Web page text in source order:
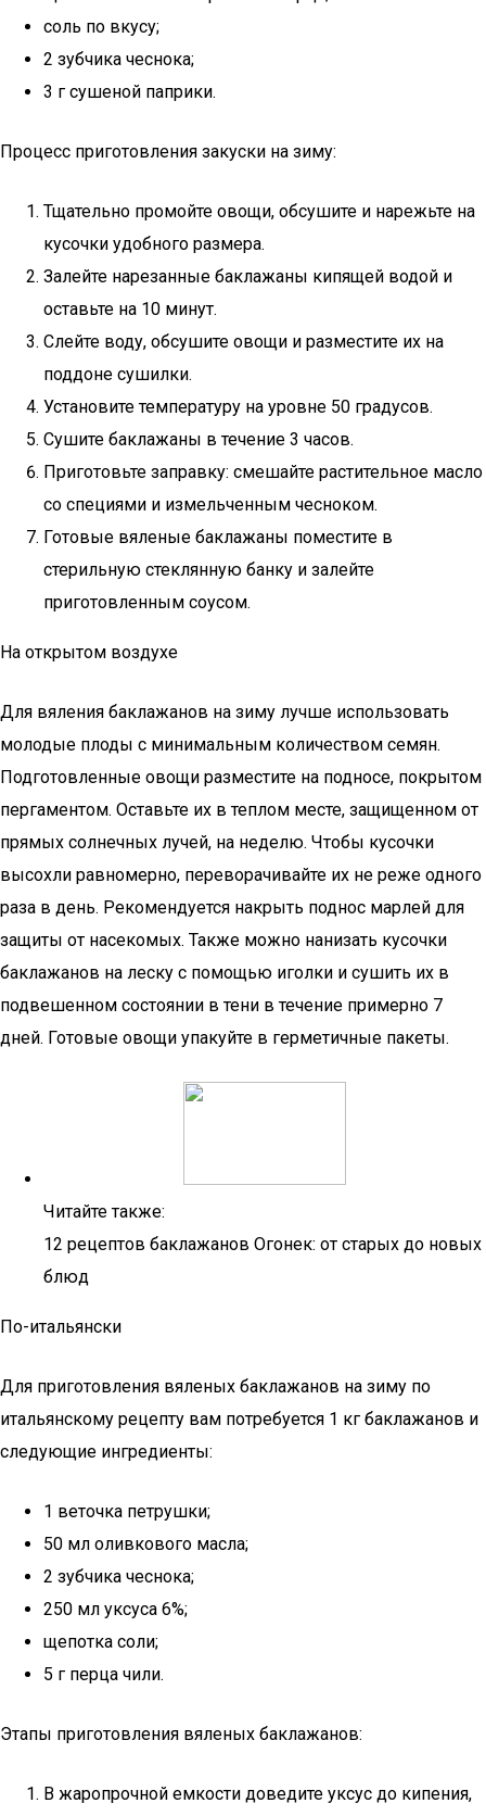
соль по вкусу;
2 зубчика чеснока;
3 г сушеной паприки.
Процесс приготовления закуски на зиму:
Тщательно промойте овощи, обсушите и нарежьте на
кусочки удобного размера.
Залейте нарезанные баклажаны кипящей водой и
оставьте на 10 минут.
Слейте воду, обсушите овощи и разместите их на
поддоне сушилки.
Установите температуру на уровне 50 градусов.
Сушите баклажаны в течение 3 часов.
Приготовьте заправку: смешайте растительное масло
со специями и измельченным чесноком.
Готовые вяленые баклажаны поместите в
стерильную стеклянную банку и залейте
приготовленным соусом.
На открытом воздухе
Для вяления баклажанов на зиму лучше использовать
молодые плоды с минимальным количеством семян.
Подготовленные овощи разместите на подносе, покрытом
пергаментом. Оставьте их в теплом месте, защищенном от
прямых солнечных лучей, на неделю. Чтобы кусочки
высохли равномерно, переворачивайте их не реже одного
раза в день. Рекомендуется накрыть поднос марлей для
защиты от насекомых. Также можно нанизать кусочки
баклажанов на леску с помощью иголки и сушить их в
подвешенном состоянии в тени в течение примерно 7
дней. Готовые овощи упакуйте в герметичные пакеты.
Читайте также:
12 рецептов баклажанов Огонек: от старых до новых
блюд
По-итальянски
Для приготовления вяленых баклажанов на зиму по
итальянскому рецепту вам потребуется 1 кг баклажанов и
следующие ингредиенты:
1 веточка петрушки;
50 мл оливкового масла;
2 зубчика чеснока;
250 мл уксуса 6%;
щепотка соли;
5 г перца чили.
Этапы приготовления вяленых баклажанов:
В жаропрочной емкости доведите уксус до кипения,